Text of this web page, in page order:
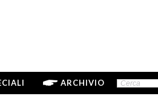
ARCHIVIO